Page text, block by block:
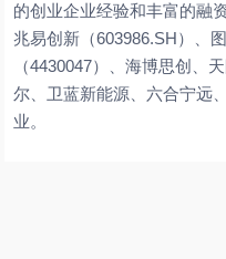
的创业企业经验和丰富的融
兆易创新（603986.SH）、
（4430047）、海博思创、
尔、卫蓝新能源、六合宁远
业。